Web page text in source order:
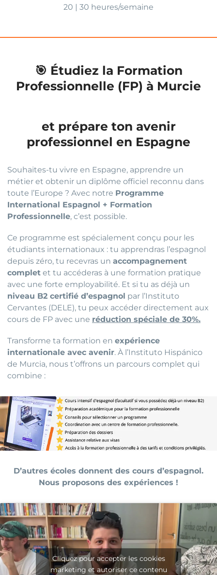
20 | 30 heures/semaine
🎯 Étudiez la Formation
Professionnelle (FP) à Murcie
et prépare ton avenir
professionnel en Espagne
Souhaites-tu vivre en Espagne, apprendre un
métier et obtenir un diplôme officiel reconnu dans
toute l’Europe ? Avec notre Programme
International Espagnol + Formation
Professionnelle, c’est possible.
Ce programme est spécialement conçu pour les
étudiants internationaux : tu apprendras l’espagnol
depuis zéro, tu recevras un accompagnement
complet et tu accéderas à une formation pratique
avec une forte employabilité. Et si tu as déjà un
niveau B2 certifié d’espagnol par l’Instituto
Cervantes (DELE), tu peux accéder directement aux
cours de FP avec une réduction spéciale de 30%.
Transforme ta formation en expérience
internationale avec avenir. À l’Instituto Hispánico
de Murcia, nous t’offrons un parcours complet qui
combine :
D’autres écoles donnent des cours d’espagnol.
Nous proposons des expériences !
Cliquez pour accepter les cookies
marketing et autoriser ce contenu